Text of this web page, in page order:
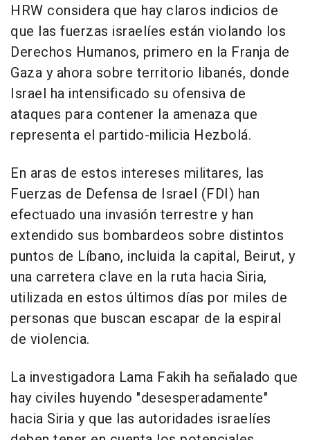
HRW considera que hay claros indicios de
que las fuerzas israelíes están violando los
Derechos Humanos, primero en la Franja de
Gaza y ahora sobre territorio libanés, donde
Israel ha intensificado su ofensiva de
ataques para contener la amenaza que
representa el partido-milicia Hezbolá.
En aras de estos intereses militares, las
Fuerzas de Defensa de Israel (FDI) han
efectuado una invasión terrestre y han
extendido sus bombardeos sobre distintos
puntos de Líbano, incluida la capital, Beirut, y
una carretera clave en la ruta hacia Siria,
utilizada en estos últimos días por miles de
personas que buscan escapar de la espiral
de violencia.
La investigadora Lama Fakih ha señalado que
hay civiles huyendo "desesperadamente"
hacia Siria y que las autoridades israelíes